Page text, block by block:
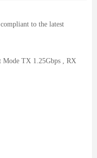
to the latest
Mode TX 1.25Gbps , RX